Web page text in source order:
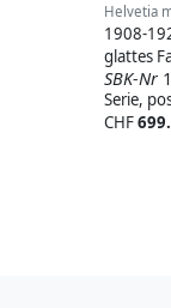
Helvetia
1908-
glattes
SBK-Nr
Serie,
CHF